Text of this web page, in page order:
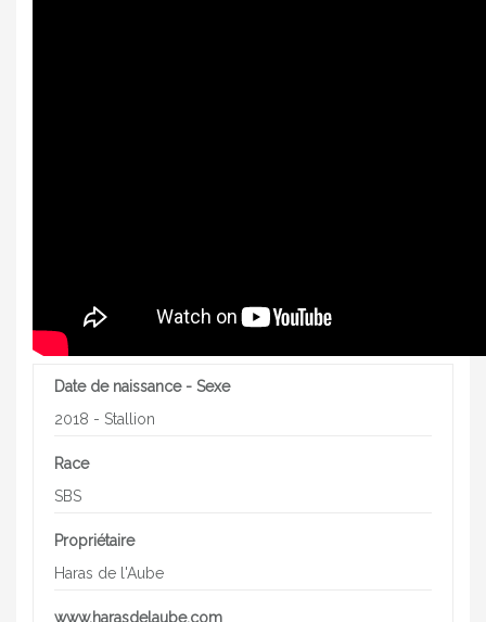
Date de naissance - Sexe
2018 - Stallion
Race
SBS
Propriétaire
Haras de l'Aube
www.harasdelaube.com